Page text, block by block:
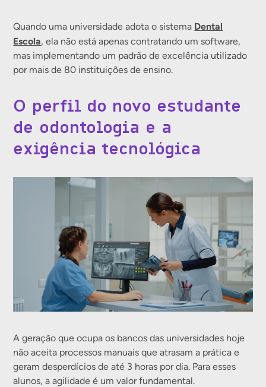
Quando uma universidade adota o sistema Dental
Escola, ela não está apenas contratando um software,
mas implementando um padrão de excelência utilizado
por mais de 80 instituições de ensino.
O perfil do novo estudante
de odontologia e a
exigência tecnológica
A geração que ocupa os bancos das universidades hoje
não aceita processos manuais que atrasam a prática e
geram desperdícios de até 3 horas por dia. Para esses
alunos, a agilidade é um valor fundamental.